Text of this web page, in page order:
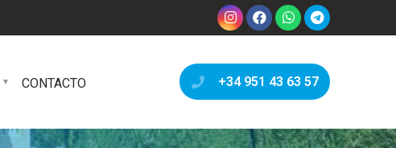
CONTACTO +34 951 43 63 57